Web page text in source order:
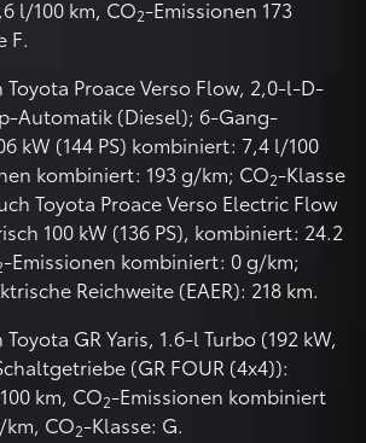
l/100 km, CO2-Emissionen 173
F.
Toyota Proace Verso Flow, 2,0-l-D-
Automatik (Diesel); 6-Gang-
kW (144 PS) kombiniert: 7,4 l/100
kombiniert: 193 g/km; CO2-Klasse
Toyota Proace Verso Electric Flow
100 kW (136 PS), kombiniert: 24.2
-Emissionen kombiniert: 0 g/km;
Reichweite (EAER): 218 km.
GR Yaris, 1.6-l Turbo (192 kW,
(GR FOUR (4x4)):
km, CO2-Emissionen kombiniert
km, CO2-Klasse: G.